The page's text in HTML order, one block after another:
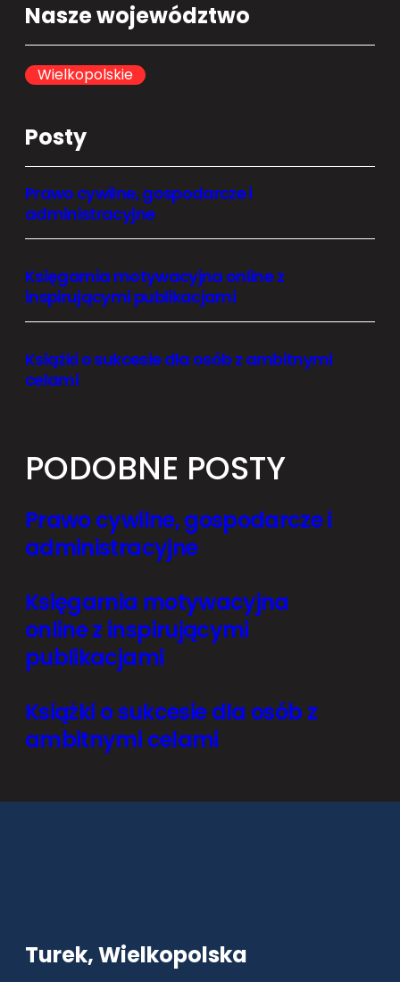
r
c
h
Nasze województwo
Wielkopolskie
Posty
Prawo cywilne, gospodarcze i
administracyjne
Księgarnia motywacyjna online z
inspirującymi publikacjami
Książki o sukcesie dla osób z ambitnymi
celami
PODOBNE POSTY
Prawo cywilne, gospodarcze i
administracyjne
Księgarnia motywacyjna
online z inspirującymi
publikacjami
Książki o sukcesie dla osób z
ambitnymi celami
Turek, Wielkopolska